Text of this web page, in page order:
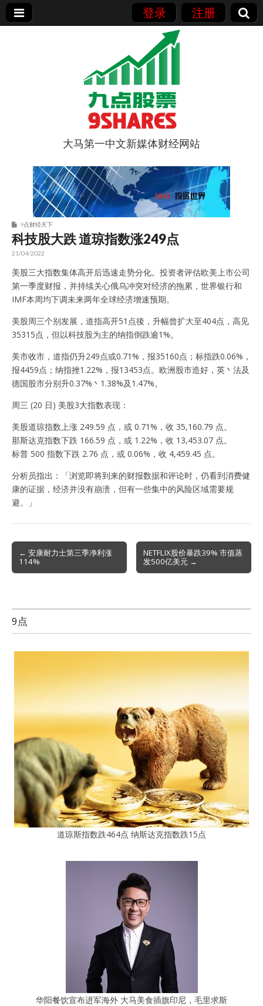
登录 注册
9点股票
大马第一中文新媒体财经网站
9点财经天下
科技股大跌 道琼指数涨249点
21/04/2022
美股三大指数集体高开后迅速走势分化。投资者评估欧美上市公司
第一季度财报，并持续关心俄乌冲突对经济的拖累，世界银行和
IMF本周均下调未来两年全球经济增速预期。
美股周三个别发展，道指高开51点後，升幅曾扩大至404点，高见
35315点，但以科技股为主的纳指倒跌逾1%。
美市收市，道指仍升249点或0.71%，报35160点；标指跌0.06%，
报4459点；纳指挫1.22%，报13453点。欧洲股市造好，英丶法及
德国股市分别升0.37%丶1.38%及1.47%。
周三 (20 日) 美股3大指数表现：
美股道琼指数上涨 249.59 点，或 0.71%，收 35,160.79 点。
那斯达克指数下跌 166.59 点，或 1.22%，收 13,453.07 点。
标普 500 指数下跌 2.76 点，或 0.06%，收 4,459.45 点。
分析员指出：「浏览即将到来的财报数据和评论时，仍看到消费健
康的证据，经济并没有崩溃，但有一些集中的风险区域需要规
避。」
Post
navigation
← 安康耐力士第三季净利涨
114%
NETFLIX股价暴跌39% 市值蒸
发500亿美元 →
9点
道琼斯指数跌464点 纳斯达克指数跌15点
华阳餐饮宣布进军海外 大马美食插旗印尼，毛里求斯